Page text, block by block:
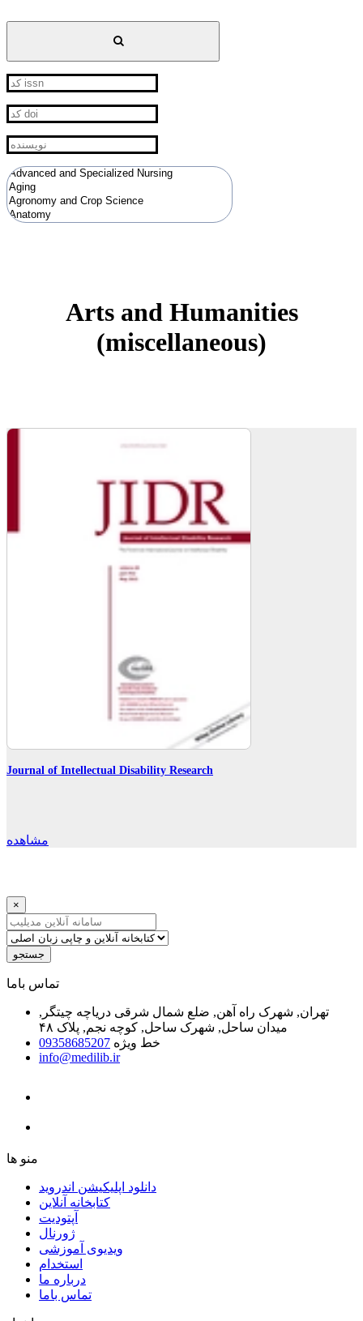
Arts and Humanities
(miscellaneous)
Journal of Intellectual Disability Research
مشاهده
×
جستجو
ﺗﻤﺎﺱ ﺑﺎﻣﺎ
تهران, شهرک راه آهن, ضلع شمال شرقی دریاچه چیتگر,
میدان ساحل, شهرک ساحل, کوچه نجم, پلاک ۴۸
خط ویژه 09358685207
info@medilib.ir
ﻣﻨﻮ ﻫﺎ
دانلود اپلیکیشن اندروید
ﮐﺘﺎﺑﺨﺎﻧﻪ ﺁﻧﻼﯾﻦ
ﺁﭘﺘﻮﺩﯾﺖ
ﮊﻭﺭﻧﺎﻝ
ویدیوی آموزشی
استخدام
درباره ما
ﺗﻤﺎﺱ ﺑﺎﻣﺎ